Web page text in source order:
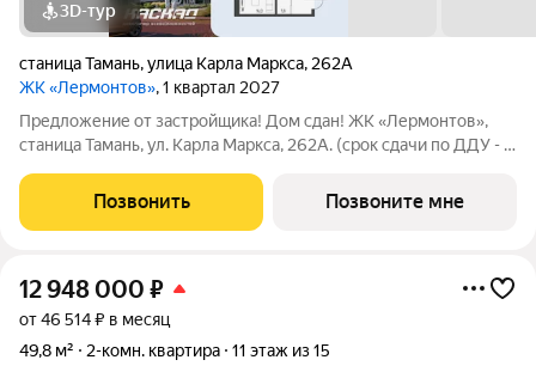
3D-тур
станица Тамань,улица Карла Маркса, 262А
ЖК «Лермонтов», 1 квартал 2027
Предложение от застройщика! Дом сдан! ЖК «Лермонтов»,
станица Тамань, ул. Карла Маркса, 262А. (срок сдачи по ДДУ - 1
на слиянии двух морей - Черного и Азовского. Первый жилой
комплекс
Позвонить Позвоните мне
12 948 000 ₽
от 46 514 ₽ в месяц
49,8 м²
2-комн. квартира 11 этаж из 15